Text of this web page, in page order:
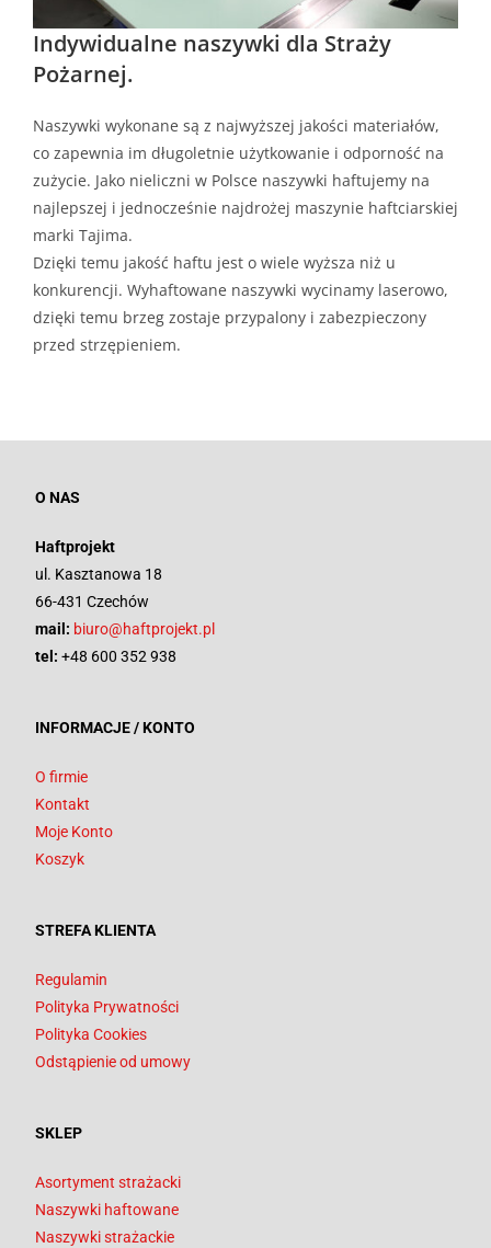
Indywidualne naszywki dla Straży
Pożarnej.
Naszywki wykonane są z najwyższej jakości materiałów,
co zapewnia im długoletnie użytkowanie i odporność na
zużycie. Jako nieliczni w Polsce naszywki haftujemy na
najlepszej i jednocześnie najdrożej maszynie haftciarskiej
marki Tajima.
Dzięki temu jakość haftu jest o wiele wyższa niż u
konkurencji. Wyhaftowane naszywki wycinamy laserowo,
dzięki temu brzeg zostaje przypalony i zabezpieczony
przed strzępieniem.
O NAS
Haftprojekt
ul. Kasztanowa 18
66-431 Czechów
mail: biuro@haftprojekt.pl
tel: +48 600 352 938
INFORMACJE / KONTO
O firmie
Kontakt
Moje Konto
Koszyk
STREFA KLIENTA
Regulamin
Polityka Prywatności
Polityka Cookies
Odstąpienie od umowy
SKLEP
Asortyment strażacki
Naszywki haftowane
Naszywki strażackie